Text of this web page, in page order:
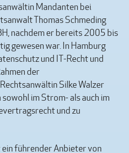
Mandanten bei
Thomas Schmeding
nachdem er bereits 2005 bis
gewesen war. In Hamburg
und IT-Recht und
der
Silke Walzer
im Strom- als auch im
und zu
führender Anbieter von